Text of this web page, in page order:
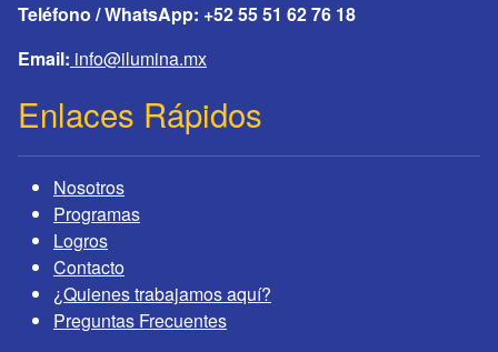
Teléfono / WhatsApp: +52 55 51 62 76 18
Email: info@ilumina.mx
Enlaces Rápidos
Nosotros
Programas
Logros
Contacto
¿Quienes trabajamos aquí?
Preguntas Frecuentes